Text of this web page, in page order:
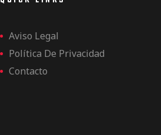
Aviso Legal
Política De Privacidad
Contacto